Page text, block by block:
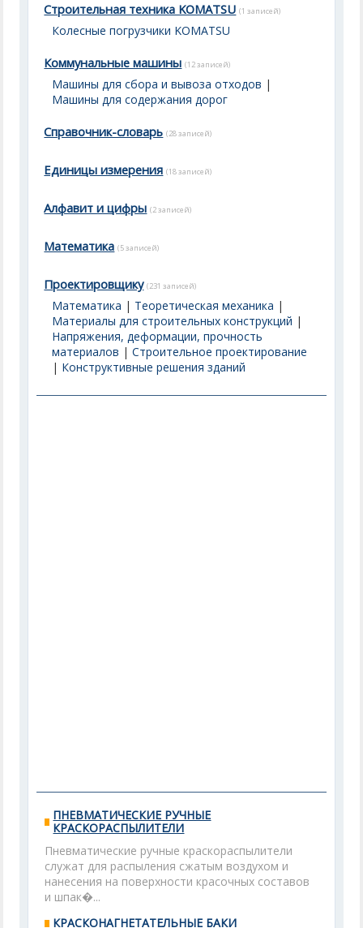
Строительная техника KOMATSU (1 записей)
Колесные погрузчики KOMATSU
Коммунальные машины (12 записей)
Машины для сбора и вывоза отходов |
Машины для содержания дорог
Справочник-словарь (28 записей)
Единицы измерения (18 записей)
Алфавит и цифры (2 записей)
Математика (5 записей)
Проектировщику (231 записей)
Математика | Теоретическая механика |
Материалы для строительных конструкций |
Напряжения, деформации, прочность
материалов |Строительное проектирование
| Конструктивные решения зданий
ПНЕВМАТИЧЕСКИЕ РУЧНЫЕ
КРАСКОРАСПЫЛИТЕЛИ
Пневматические ручные краскораспылители
служат для распыления сжатым воздухом и
нанесения на поверхности красочных составов
и шпак�...
КРАСКОНАГНЕТАТЕЛЬНЫЕ БАКИ